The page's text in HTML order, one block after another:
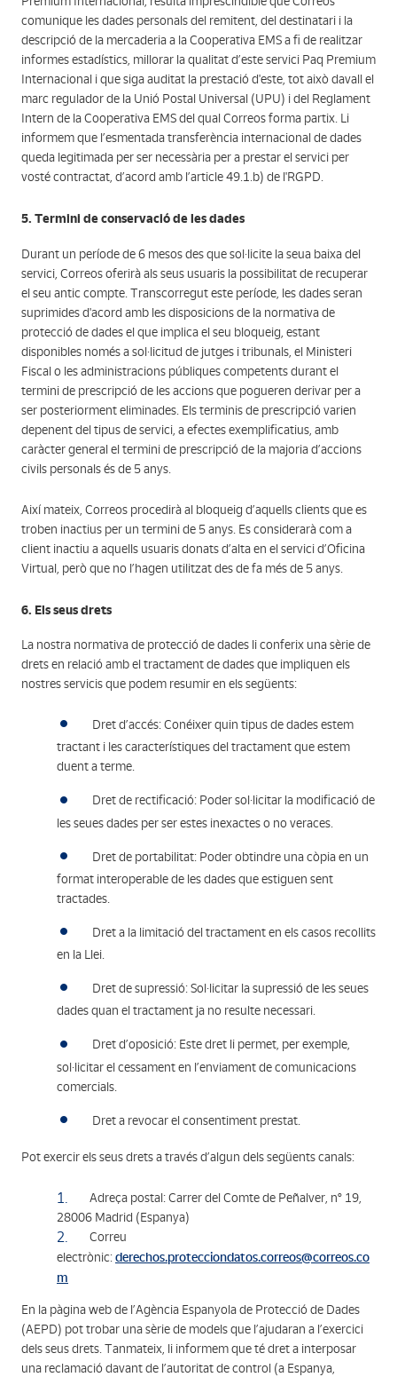
comunique les dades personals del remitent, del destinatari i la
descripció de la mercaderia a la Cooperativa EMS a fi de realitzar
informes estadístics, millorar la qualitat d’este servici Paq Premium
Internacional i que siga auditat la prestació d'este, tot això davall el
marc regulador de la Unió Postal Universal (UPU) i del Reglament
Intern de la Cooperativa EMS del qual Correos forma partix. Li
informem que l’esmentada transferència internacional de dades
queda legitimada per ser necessària per a prestar el servici per
vosté contractat, d’acord amb l’article 49.1.b) de l'RGPD.
5. Termini de conservació de les dades
Durant un període de 6 mesos des que sol·licite la seua baixa del
servici, Correos oferirà als seus usuaris la possibilitat de recuperar
el seu antic compte. Transcorregut este període, les dades seran
suprimides d'acord amb les disposicions de la normativa de
protecció de dades el que implica el seu bloqueig, estant
disponibles només a sol·licitud de jutges i tribunals, el Ministeri
Fiscal o les administracions públiques competents durant el
termini de prescripció de les accions que pogueren derivar per a
ser posteriorment eliminades. Els terminis de prescripció varien
depenent del tipus de servici, a efectes exemplificatius, amb
caràcter general el termini de prescripció de la majoria d’accions
civils personals és de 5 anys.
Així mateix, Correos procedirà al bloqueig d’aquells clients que es
troben inactius per un termini de 5 anys. Es considerarà com a
client inactiu a aquells usuaris donats d’alta en el servici d’Oficina
Virtual, però que no l’hagen utilitzat des de fa més de 5 anys.
6. Els seus drets
La nostra normativa de protecció de dades li conferix una sèrie de
drets en relació amb el tractament de dades que impliquen els
nostres servicis que podem resumir en els següents:
Dret d’accés: Conéixer quin tipus de dades estem
tractant i les característiques del tractament que estem
duent a terme.
Dret de rectificació: Poder sol·licitar la modificació de
les seues dades per ser estes inexactes o no veraces.
Dret de portabilitat: Poder obtindre una còpia en un
format interoperable de les dades que estiguen sent
tractades.
Dret a la limitació del tractament en els casos recollits
en la Llei.
Dret de supressió: Sol·licitar la supressió de les seues
dades quan el tractament ja no resulte necessari.
Dret d’oposició: Este dret li permet, per exemple,
sol·licitar el cessament en l’enviament de comunicacions
comercials.
Dret a revocar el consentiment prestat.
Pot exercir els seus drets a través d’algun dels següents canals:
Adreça postal: Carrer del Comte de Peñalver, nº 19,
28006 Madrid (Espanya)
Correu
electrònic:derechos.protecciondatos.correos@correos.co
m
En la pàgina web de l’Agència Espanyola de Protecció de Dades
(AEPD) pot trobar una sèrie de models que l’ajudaran a l’exercici
dels seus drets. Tanmateix, li informem que té dret a interposar
una reclamació davant de l’autoritat de control (a Espanya,